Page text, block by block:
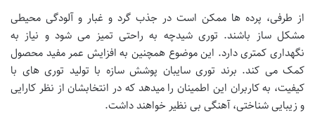
از طرفی، پرده ها ممکن است در جذب گرد و غبار و آلودگی محیطی
مشکل ساز باشند. توری شیدچه به راحتی تمیز می شود و نیاز به
نگهداری کمتری دارد. این موضوع همچنین به افزایش عمر مفید محصول
کمک می کند. برند توری سایبان پوشش سازه با تولید توری های با
کیفیت، به کاربران این اطمینان را میدهد که در انتخابشان از نظر کارایی
و زیبایی شناختی، آهنگی بی نظیر خواهند داشت.